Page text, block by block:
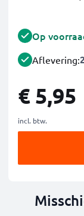
Op
Aflevering:
€ 5,95
incl. btw.